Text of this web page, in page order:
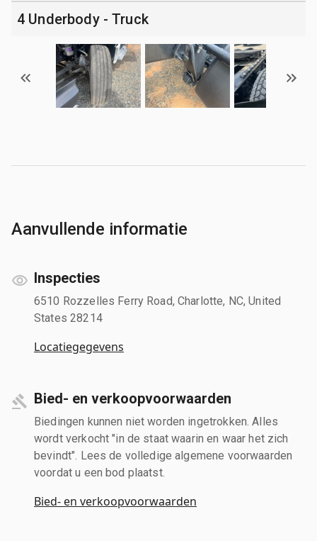
4 Underbody - Truck
Aanvullende informatie
Inspecties
6510 Rozzelles Ferry Road, Charlotte, NC, United
States 28214
Locatiegegevens
Bied- en verkoopvoorwaarden
Biedingen kunnen niet worden ingetrokken. Alles
wordt verkocht "in de staat waarin en waar het zich
bevindt". Lees de volledige algemene voorwaarden
voordat u een bod plaatst.
Bied- en verkoopvoorwaarden